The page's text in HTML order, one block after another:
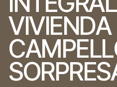
VIVIENDA
CAMPELL
SORPRES